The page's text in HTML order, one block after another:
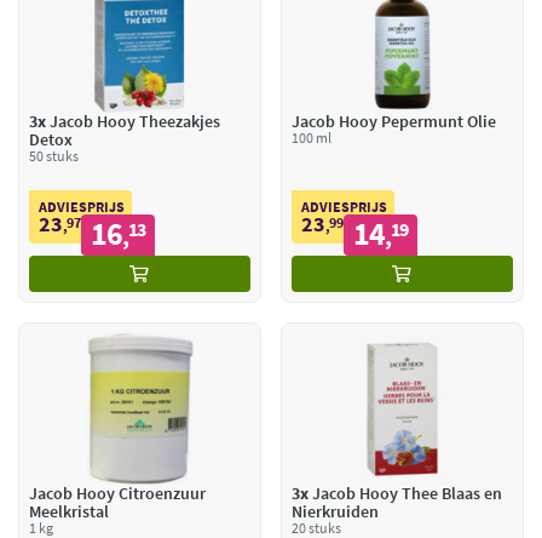
3xJacob Hooy Theezakjes
Detox
50 stuks
ADVIESPRIJS
23,97 16,13
Jacob Hooy Pepermunt Olie
100 ml
ADVIESPRIJS
23,99 14,19
Jacob Hooy Citroenzuur
Meelkristal
1 kg
3xJacob Hooy Thee Blaas en
Nierkruiden
20 stuks